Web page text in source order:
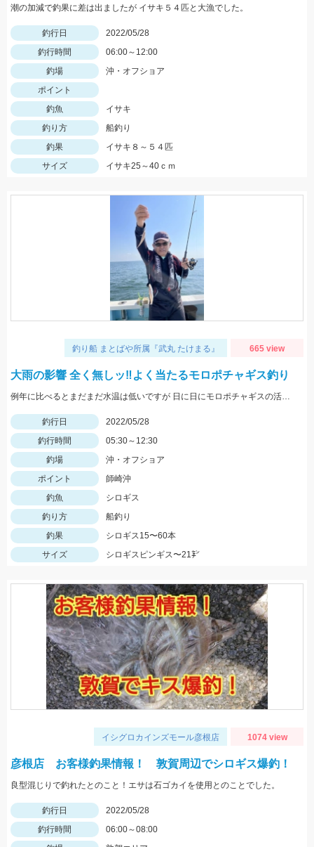
潮の加減で釣果に差は出ましたが イサキ５４匹と大漁でした。
釣行日
2022/05/28
釣行時間
06:00～12:00
釣場
沖・オフショア
ポイント
釣魚
イサキ
釣り方
船釣り
釣果
イサキ８～５４匹
サイズ
イサキ25～40ｃｍ
釣り船 まとばや所属『武丸 たけまる』 665 view
大雨の影響 全く無しッ‼︎よく当たるモロポチャギス釣り
例年に比べるとまだまだ水温は低いですが 日に日にモロポチャギスの活性 高まってますよッ(^-^)
釣行日
2022/05/28
釣行時間
05:30～12:30
釣場
沖・オフショア
ポイント
師崎沖
釣魚
シロギス
釣り方
船釣り
釣果
シロギス15〜60本
サイズ
シロギスピンギス〜21㌢
イシグロカインズモール彦根店 1074 view
彦根店 お客様釣果情報！ 敦賀周辺でシロギス爆釣！
良型混じりで釣れたとのこと！エサは石ゴカイを使用とのことでした。
釣行日
2022/05/28
釣行時間
06:00～08:00